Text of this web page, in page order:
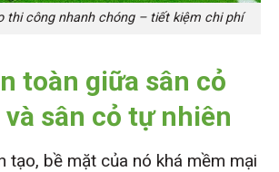
thi công nhanh chóng – tiết kiệm chi phí
toàn giữa sân cỏ
sân cỏ tự nhiên
tạo, bề mặt của nó khá mềm mại